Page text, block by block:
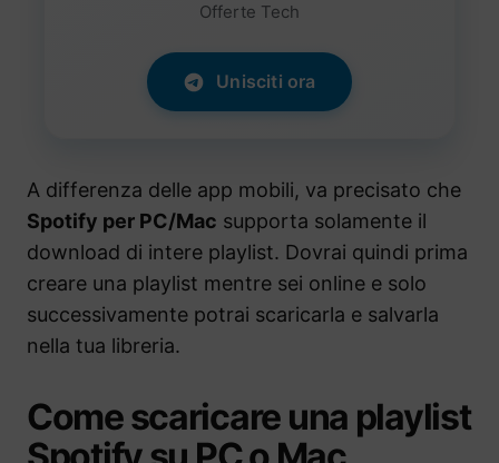
Offerte Tech
Unisciti ora
A differenza delle app mobili, va precisato che
Spotify per PC/Mac supporta solamente il
download di intere playlist. Dovrai quindi prima
creare una playlist mentre sei online e solo
successivamente potrai scaricarla e salvarla
nella tua libreria.
Come scaricare una playlist